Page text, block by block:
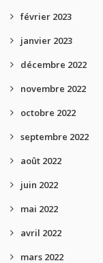
février 2023
janvier 2023
décembre 2022
novembre 2022
octobre 2022
septembre 2022
août 2022
juin 2022
mai 2022
avril 2022
mars 2022